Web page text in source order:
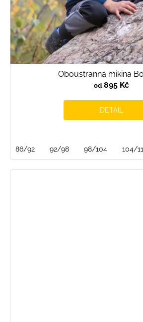
Oboustranná mikina
od895 Kč
DETAIL
86/92 92/98 98/104 104/